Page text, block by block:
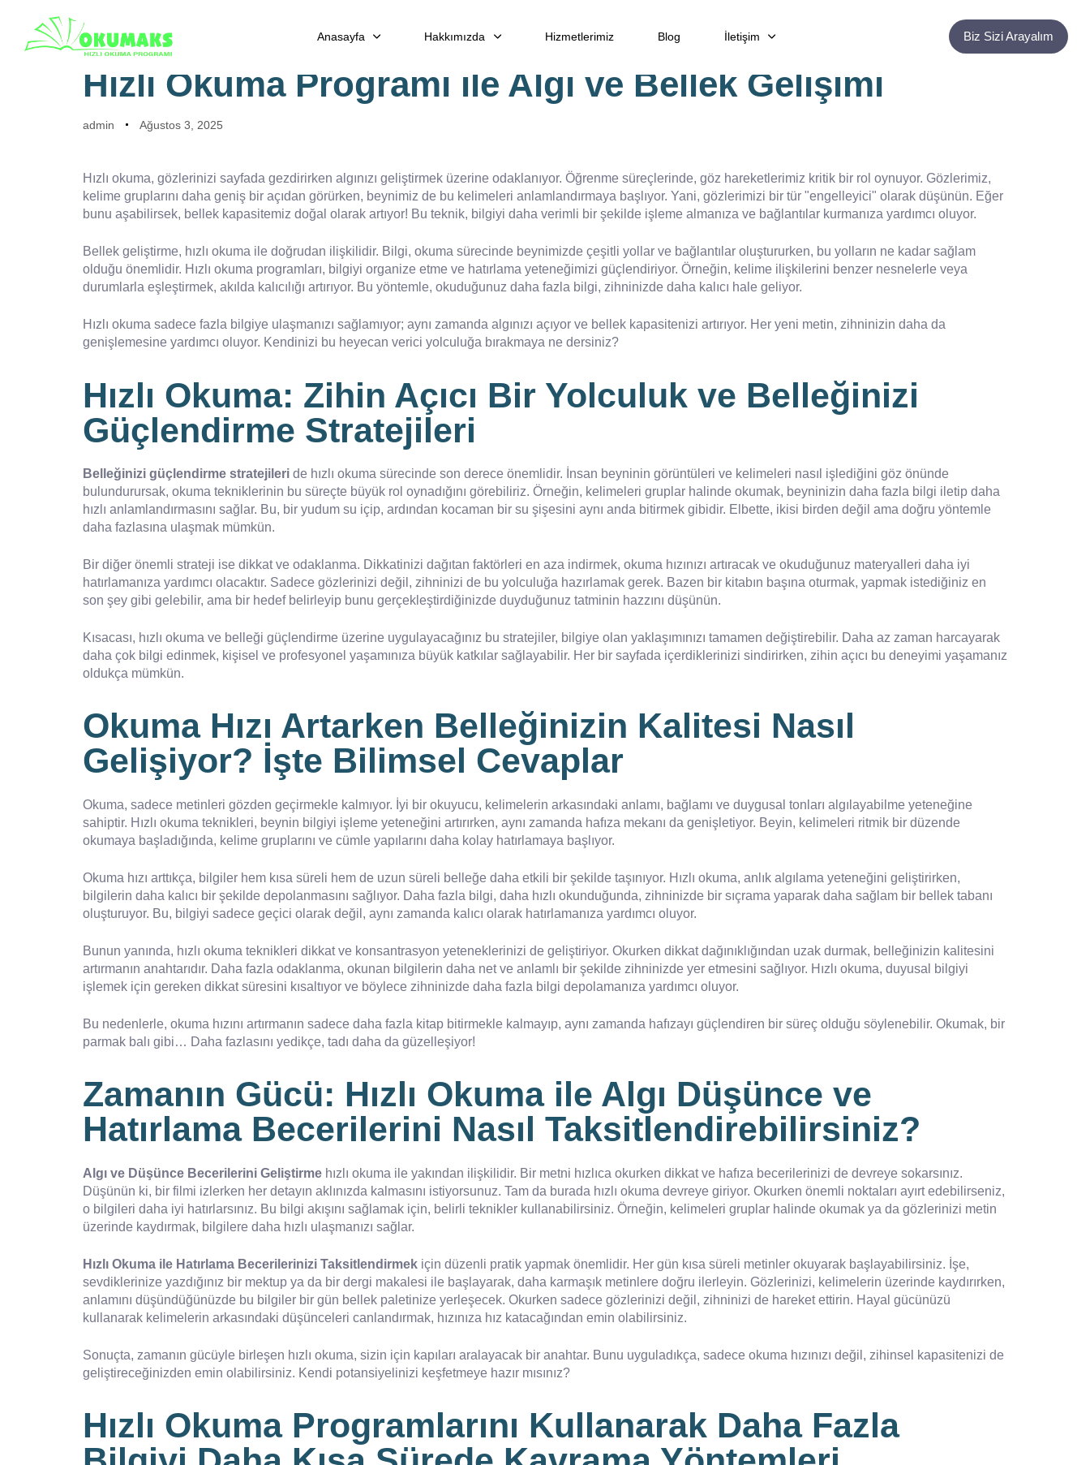
Anasayfa Hakkımızda Hizmetlerimiz Blog İletişim Biz Sizi Arayalım
IN:
BILGILENDIRICI
Hızlı Okuma Programı ile Algı ve Bellek Gelişimi
admin
on:
Ağustos 3, 2025
Hızlı okuma, gözlerinizi sayfada gezdirirken algınızı geliştirmek üzerine odaklanıyor. Öğrenme süreçlerinde, göz hareketlerimiz kritik bir rol oynuyor. Gözlerimiz,
kelime gruplarını daha geniş bir açıdan görürken, beynimiz de bu kelimeleri anlamlandırmaya başlıyor. Yani, gözlerimizi bir tür "engelleyici" olarak düşünün. Eğer
bunu aşabilirsek, bellek kapasitemiz doğal olarak artıyor! Bu teknik, bilgiyi daha verimli bir şekilde işleme almanıza ve bağlantılar kurmanıza yardımcı oluyor.
Bellek geliştirme, hızlı okuma ile doğrudan ilişkilidir. Bilgi, okuma sürecinde beynimizde çeşitli yollar ve bağlantılar oluştururken, bu yolların ne kadar sağlam
olduğu önemlidir. Hızlı okuma programları, bilgiyi organize etme ve hatırlama yeteneğimizi güçlendiriyor. Örneğin, kelime ilişkilerini benzer nesnelerle veya
durumlarla eşleştirmek, akılda kalıcılığı artırıyor. Bu yöntemle, okuduğunuz daha fazla bilgi, zihninizde daha kalıcı hale geliyor.
Hızlı okuma sadece fazla bilgiye ulaşmanızı sağlamıyor; aynı zamanda algınızı açıyor ve bellek kapasitenizi artırıyor. Her yeni metin, zihninizin daha da
genişlemesine yardımcı oluyor. Kendinizi bu heyecan verici yolculuğa bırakmaya ne dersiniz?
Hızlı Okuma: Zihin Açıcı Bir Yolculuk ve Belleğinizi
Güçlendirme Stratejileri
Belleğinizi güçlendirme stratejileri de hızlı okuma sürecinde son derece önemlidir. İnsan beyninin görüntüleri ve kelimeleri nasıl işlediğini göz önünde
bulundurursak, okuma tekniklerinin bu süreçte büyük rol oynadığını görebiliriz. Örneğin, kelimeleri gruplar halinde okumak, beyninizin daha fazla bilgi iletip daha
hızlı anlamlandırmasını sağlar. Bu, bir yudum su içip, ardından kocaman bir su şişesini aynı anda bitirmek gibidir. Elbette, ikisi birden değil ama doğru yöntemle
daha fazlasına ulaşmak mümkün.
Bir diğer önemli strateji ise dikkat ve odaklanma. Dikkatinizi dağıtan faktörleri en aza indirmek, okuma hızınızı artıracak ve okuduğunuz materyalleri daha iyi
hatırlamanıza yardımcı olacaktır. Sadece gözlerinizi değil, zihninizi de bu yolculuğa hazırlamak gerek. Bazen bir kitabın başına oturmak, yapmak istediğiniz en
son şey gibi gelebilir, ama bir hedef belirleyip bunu gerçekleştirdiğinizde duyduğunuz tatminin hazzını düşünün.
Kısacası, hızlı okuma ve belleği güçlendirme üzerine uygulayacağınız bu stratejiler, bilgiye olan yaklaşımınızı tamamen değiştirebilir. Daha az zaman harcayarak
daha çok bilgi edinmek, kişisel ve profesyonel yaşamınıza büyük katkılar sağlayabilir. Her bir sayfada içerdiklerinizi sindirirken, zihin açıcı bu deneyimi yaşamanız
oldukça mümkün.
Okuma Hızı Artarken Belleğinizin Kalitesi Nasıl
Gelişiyor? İşte Bilimsel Cevaplar
Okuma, sadece metinleri gözden geçirmekle kalmıyor. İyi bir okuyucu, kelimelerin arkasındaki anlamı, bağlamı ve duygusal tonları algılayabilme yeteneğine
sahiptir. Hızlı okuma teknikleri, beynin bilgiyi işleme yeteneğini artırırken, aynı zamanda hafıza mekanı da genişletiyor. Beyin, kelimeleri ritmik bir düzende
okumaya başladığında, kelime gruplarını ve cümle yapılarını daha kolay hatırlamaya başlıyor.
Okuma hızı arttıkça, bilgiler hem kısa süreli hem de uzun süreli belleğe daha etkili bir şekilde taşınıyor. Hızlı okuma, anlık algılama yeteneğini geliştirirken,
bilgilerin daha kalıcı bir şekilde depolanmasını sağlıyor. Daha fazla bilgi, daha hızlı okunduğunda, zihninizde bir sıçrama yaparak daha sağlam bir bellek tabanı
oluşturuyor. Bu, bilgiyi sadece geçici olarak değil, aynı zamanda kalıcı olarak hatırlamanıza yardımcı oluyor.
Bunun yanında, hızlı okuma teknikleri dikkat ve konsantrasyon yeteneklerinizi de geliştiriyor. Okurken dikkat dağınıklığından uzak durmak, belleğinizin kalitesini
artırmanın anahtarıdır. Daha fazla odaklanma, okunan bilgilerin daha net ve anlamlı bir şekilde zihninizde yer etmesini sağlıyor. Hızlı okuma, duyusal bilgiyi
işlemek için gereken dikkat süresini kısaltıyor ve böylece zihninizde daha fazla bilgi depolamanıza yardımcı oluyor.
Bu nedenlerle, okuma hızını artırmanın sadece daha fazla kitap bitirmekle kalmayıp, aynı zamanda hafızayı güçlendiren bir süreç olduğu söylenebilir. Okumak, bir
parmak balı gibi… Daha fazlasını yedikçe, tadı daha da güzelleşiyor!
Zamanın Gücü: Hızlı Okuma ile Algı Düşünce ve
Hatırlama Becerilerini Nasıl Taksitlendirebilirsiniz?
Algı ve Düşünce Becerilerini Geliştirme hızlı okuma ile yakından ilişkilidir. Bir metni hızlıca okurken dikkat ve hafıza becerilerinizi de devreye sokarsınız.
Düşünün ki, bir filmi izlerken her detayın aklınızda kalmasını istiyorsunuz. Tam da burada hızlı okuma devreye giriyor. Okurken önemli noktaları ayırt edebilirseniz,
o bilgileri daha iyi hatırlarsınız. Bu bilgi akışını sağlamak için, belirli teknikler kullanabilirsiniz. Örneğin, kelimeleri gruplar halinde okumak ya da gözlerinizi metin
üzerinde kaydırmak, bilgilere daha hızlı ulaşmanızı sağlar.
Hızlı Okuma ile Hatırlama Becerilerinizi Taksitlendirmek için düzenli pratik yapmak önemlidir. Her gün kısa süreli metinler okuyarak başlayabilirsiniz. İşe,
sevdiklerinize yazdığınız bir mektup ya da bir dergi makalesi ile başlayarak, daha karmaşık metinlere doğru ilerleyin. Gözlerinizi, kelimelerin üzerinde kaydırırken,
anlamını düşündüğünüzde bu bilgiler bir gün bellek paletinize yerleşecek. Okurken sadece gözlerinizi değil, zihninizi de hareket ettirin. Hayal gücünüzü
kullanarak kelimelerin arkasındaki düşünceleri canlandırmak, hızınıza hız katacağından emin olabilirsiniz.
Sonuçta, zamanın gücüyle birleşen hızlı okuma, sizin için kapıları aralayacak bir anahtar. Bunu uyguladıkça, sadece okuma hızınızı değil, zihinsel kapasitenizi de
geliştireceğinizden emin olabilirsiniz. Kendi potansiyelinizi keşfetmeye hazır mısınız?
Hızlı Okuma Programlarını Kullanarak Daha Fazla